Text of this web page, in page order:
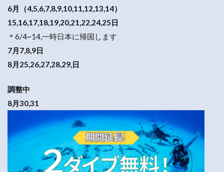
6月（4,5,6,7,8,9,10,11,12,13,14）
15,16,17,18,19,20,21,22,24,25日
＊6/4~14,一時日本に帰国します
7月7,8,9日
8月25,26,27,28,29,日
調整中
8月30,31